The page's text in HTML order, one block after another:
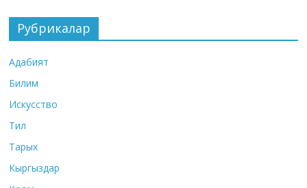
Рубрикалар
Адабият
Билим
Искусство
Тил
Тарых
Кыргыздар